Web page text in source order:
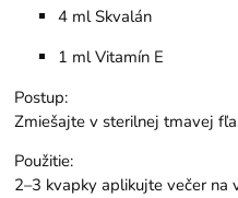
4 mlSkvalán
1 mlVitamín E
Postup:
Zmiešajte v sterilnej tmavej
Použitie:
2–3 kvapky aplikujte večer na